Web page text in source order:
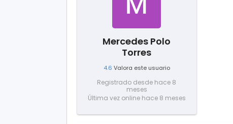
Mercedes Polo
Torres
4.6 Valora este usuario
Registrado desde hace 8
meses
Última vez online hace 8 meses